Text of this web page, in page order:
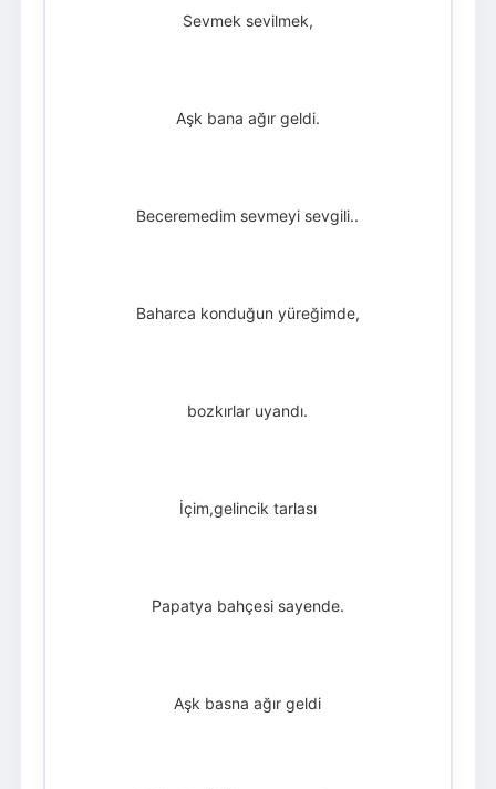
Sevmek sevilmek,
Aşk bana ağır geldi.
Beceremedim sevmeyi sevgili..
Baharca konduğun yüreğimde,
bozkırlar uyandı.
İçim,gelincik tarlası
Papatya bahçesi sayende.
Aşk basna ağır geldi